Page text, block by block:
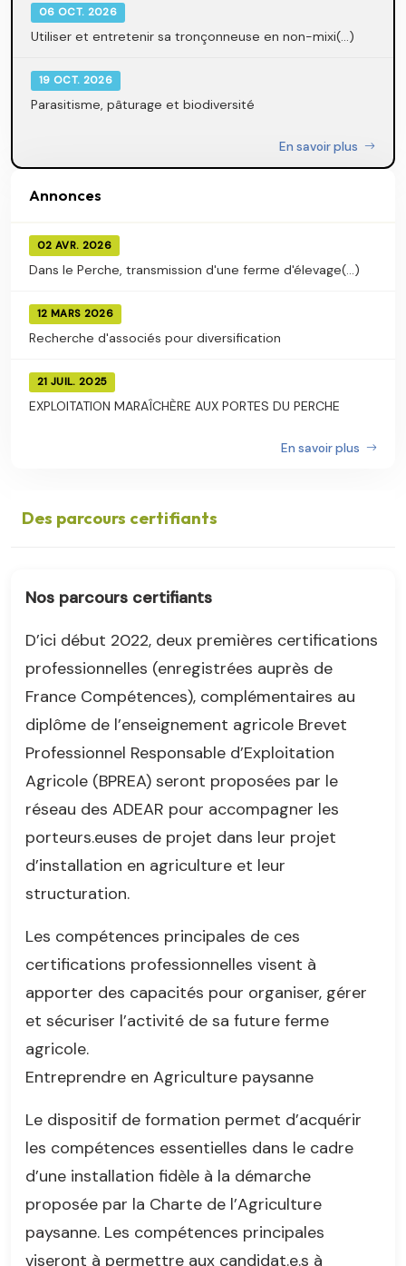
06 OCT. 2026
Utiliser et entretenir sa tronçonneuse en non-mixi(...)
19 OCT. 2026
Parasitisme, pâturage et biodiversité
En savoir plus
Annonces
02 AVR. 2026
Dans le Perche, transmission d'une ferme d'élevage(...)
12 MARS 2026
Recherche d'associés pour diversification
21 JUIL. 2025
EXPLOITATION MARAÎCHÈRE AUX PORTES DU PERCHE
En savoir plus
Des parcours certifiants
Nos parcours certifiants
D’ici début 2022, deux premières certifications
professionnelles (enregistrées auprès de
France Compétences), complémentaires au
diplôme de l’enseignement agricole Brevet
Professionnel Responsable d’Exploitation
Agricole (BPREA) seront proposées par le
réseau des ADEAR pour accompagner les
porteurs.euses de projet dans leur projet
d’installation en agriculture et leur
structuration.
Les compétences principales de ces
certifications professionnelles visent à
apporter des capacités pour organiser, gérer
et sécuriser l’activité de sa future ferme
agricole.
Entreprendre en Agriculture paysanne
Le dispositif de formation permet d’acquérir
les compétences essentielles dans le cadre
d’une installation fidèle à la démarche
proposée par la Charte de l’Agriculture
paysanne. Les compétences principales
viseront à permettre aux candidat.e.s à